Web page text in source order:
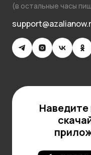
(в остальные часы
Наведите